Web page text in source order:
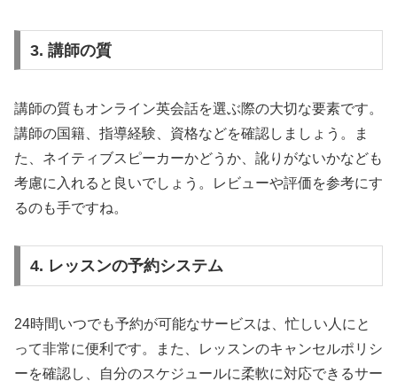
3. 講師の質
講師の質もオンライン英会話を選ぶ際の大切な要素です。
講師の国籍、指導経験、資格などを確認しましょう。ま
た、ネイティブスピーカーかどうか、訛りがないかなども
考慮に入れると良いでしょう。レビューや評価を参考にす
るのも手ですね。
4. レッスンの予約システム
24時間いつでも予約が可能なサービスは、忙しい人にと
って非常に便利です。また、レッスンのキャンセルポリシ
ーを確認し、自分のスケジュールに柔軟に対応できるサー